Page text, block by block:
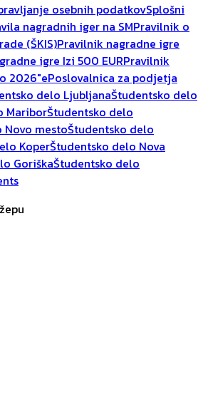
osebnih podatkovSplošni
nagradnih iger na SMPravilnik o
(ŠKIS)Pravilnik nagradne igre
igre Izi 500 EURPravilnik
2026"ePoslovalnica za podjetja
delo LjubljanaŠtudentsko delo
MariborŠtudentsko delo
mestoŠtudentsko delo
KoperŠtudentsko delo Nova
GoriškaŠtudentsko delo